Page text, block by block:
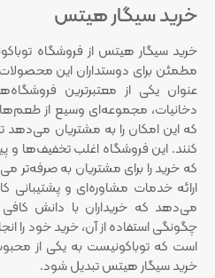
خرید سیگار هیتس
خرید سیگار هیتس از فروشگاه
مطمئن برای دوستداران این
عنوان یکی از معتبرترین
دخانیات، مجموعه‌ای وسیع از
که این امکان را به مشتریان می‌دهد
کنند. این فروشگاه اغلب تخفیف‌ها و
که خرید را برای مشتریان به صرفه‌تر
ارائه خدمات مشاوره‌ای و پشتیبانی
می‌دهد که خریداران با دانش
چگونگی استفاده از آن، خرید خود را
است که توباکونیست به یکی از
خرید سیگار هیتس تبدیل شود.